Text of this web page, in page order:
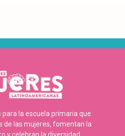
para la escuela primaria que
de las mujeres, fomentan la
y celebran la diversidad.